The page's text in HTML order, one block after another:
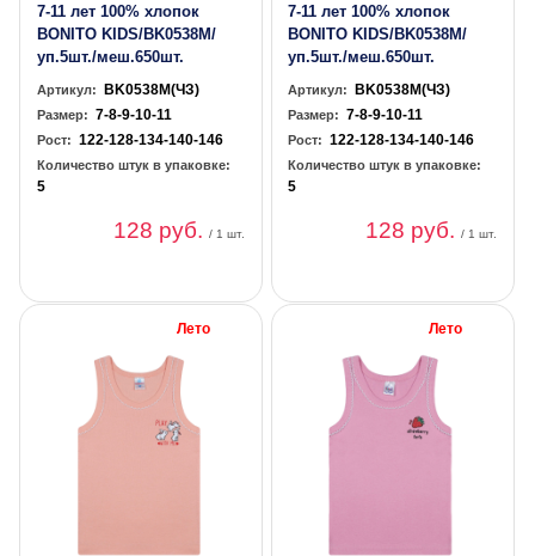
7-11 лет 100% хлопок
BONITO KIDS/BK0538M/
уп.5шт./меш.650шт.
Артикул: BK0538M(ЧЗ)
Размер: 7-8-9-10-11
Рост: 122-128-134-140-146
Количество штук в упаковке:
5
128 руб./ 1 шт.
7-11 лет 100% хлопок
BONITO KIDS/BK0538M/
уп.5шт./меш.650шт.
Артикул: BK0538M(ЧЗ)
Размер: 7-8-9-10-11
Рост: 122-128-134-140-146
Количество штук в упаковке:
5
128 руб./ 1 шт.
Лето Лето